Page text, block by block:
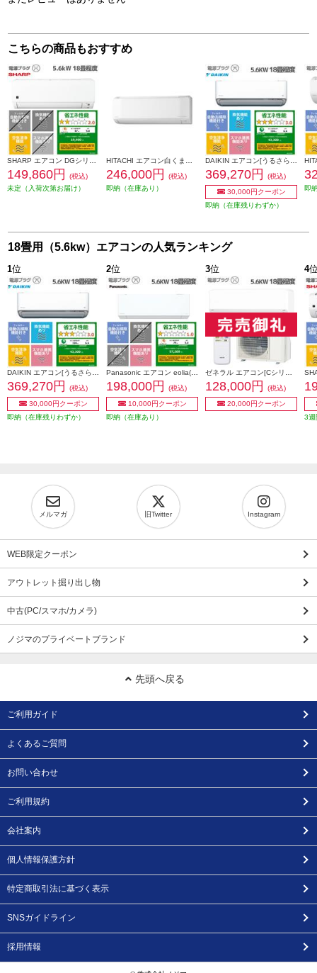
こちらの商品もおすすめ
149,860円
(税込)
未定（入荷次第お届け）
246,000円
(税込)
即納（在庫あり）
369,270円
(税込)
30,000円クーポン
即納（在庫残りわずか）
即
18畳用（5.6kw）エアコンの人気ランキング
1位
369,270円
(税込)
30,000円クーポン
即納（在庫残りわずか）
2位
198,000円
(税込)
10,000円クーポン
即納（在庫あり）
3位
128,000円
(税込)
20,000円クーポン
4
3週
メルマガ 旧Twitter Instagram
WEB限定クーポン
アウトレット掘り出し物
中古(PC/スマホ/カメラ)
ノジマのプライベートブランド
先頭へ戻る
ご利用ガイド
よくあるご質問
お問い合わせ
ご利用規約
会社案内
個人情報保護方針
特定商取引法に基づく表示
SNSガイドライン
採用情報